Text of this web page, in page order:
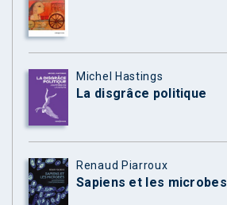
Michel Hastings
La disgrâce politique
Renaud Piarroux
Sapiens et les microbes